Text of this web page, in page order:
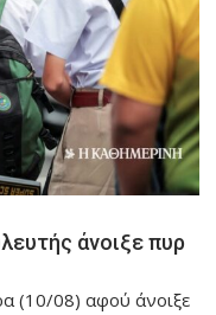
άνοιξε πυρ
(10/08) αφού άνοιξε